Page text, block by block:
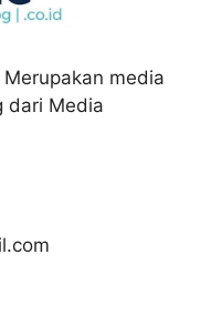
media
dari Media